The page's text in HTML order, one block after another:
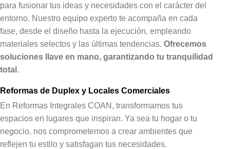
para fusionar tus ideas y necesidades con el carácter del
entorno. Nuestro equipo experto te acompaña en cada
fase, desde el diseño hasta la ejecución, empleando
materiales selectos y las últimas tendencias. Ofrecemos
soluciones llave en mano, garantizando tu tranquilidad
total .
Reformas de Duplex y Locales Comerciales
En Reformas Integrales COAN, transformamos tus
espacios en lugares que inspiran. Ya sea tu hogar o tu
negocio, nos comprometemos a crear ambientes que
reflejen tu estilo y satisfagan tus necesidades.